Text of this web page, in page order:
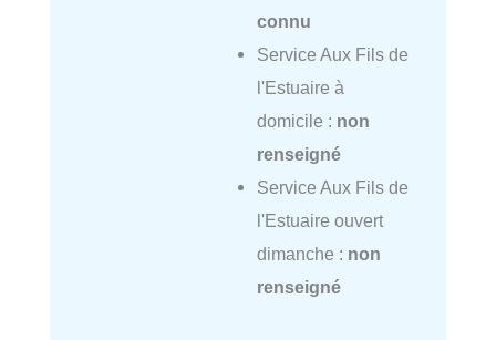
connu
Service Aux Fils de
l'Estuaire à
domicile : non
renseigné
Service Aux Fils de
l'Estuaire ouvert
dimanche : non
renseigné